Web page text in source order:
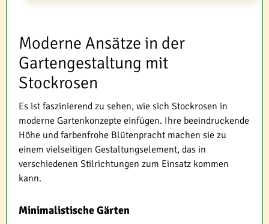
Moderne Ansätze in der
Gartengestaltung mit
Stockrosen
Es ist faszinierend zu sehen, wie sich Stockrosen in
moderne Gartenkonzepte einfügen. Ihre beeindruckende
Höhe und farbenfrohe Blütenpracht machen sie zu
einem vielseitigen Gestaltungselement, das in
verschiedenen Stilrichtungen zum Einsatz kommen
kann.
Minimalistische Gärten